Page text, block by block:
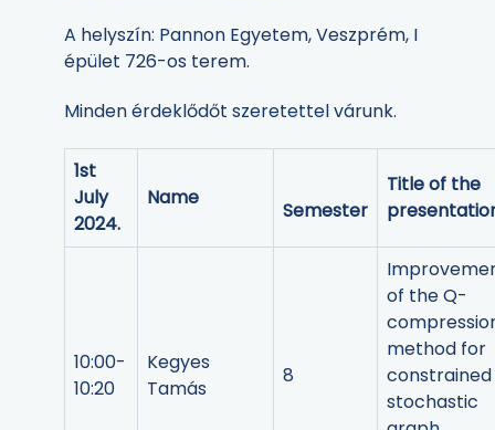
A helyszín: Pannon Egyetem, Veszprém, I
épület 726-os terem.
Minden érdeklődőt szeretettel várunk.
1st
July
2024.
Name
Semester
Title of the
10:00-
10:20
Kegyes
Tamás
8
of the Q-
method for
constrained
stochastic